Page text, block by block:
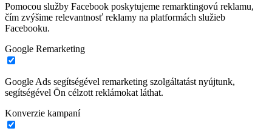
Pomocou služby Facebook poskytujeme remarktingovú reklamu,
čím zvýšime relevantnosť reklamy na platformách služieb
Facebooku.
Google Remarketing
Google Ads segítségével remarketing szolgáltatást nyújtunk,
segítségével Ön célzott reklámokat láthat.
Konverzie kampaní